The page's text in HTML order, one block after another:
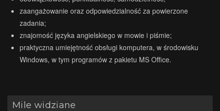
zaangażowanie oraz odpowiedzialność za powierzone
zadania;
znajomość języka angielskiego w mowie i piśmie;
praktyczna umiejętność obsługi komputera, w środowisku
Windows, w tym programów z pakietu MS Office.
Mile widziane